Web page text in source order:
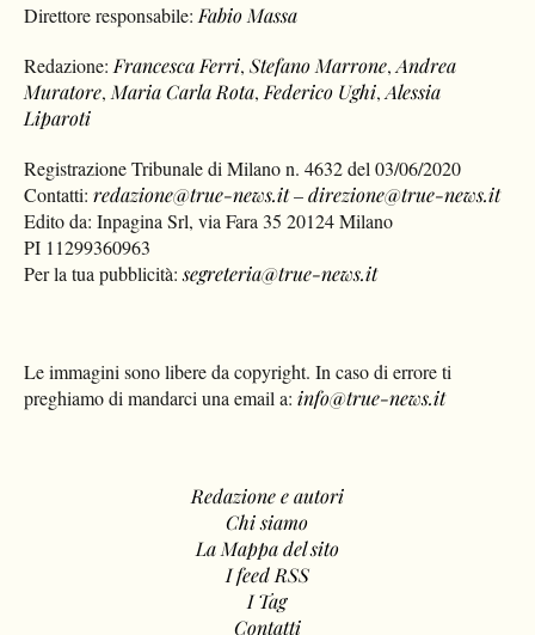
Direttore responsabile:Fabio Massa
Redazione:Francesca Ferri,Stefano Marrone,Andrea
Muratore,Maria Carla Rota,Federico Ughi,Alessia
Liparoti
Registrazione Tribunale di Milano n. 4632 del 03/06/2020
Contatti:redazione@true-news.it–direzione@true-news.it
Edito da: Inpagina Srl, via Fara 35 20124 Milano
PI 11299360963
Per la tua pubblicità:segreteria@true-news.it
Le immagini sono libere da copyright. In caso di errore ti
preghiamo di mandarci una email a: info@true-news.it
Redazione e autori
Chi siamo
La Mappa del sito
I feed RSS
I Tag
Contatti